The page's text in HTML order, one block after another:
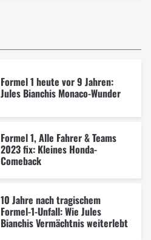
Formel 1 heute vor 9 Jahren:
Jules Bianchis Monaco-Wunder
Formel 1, Alle Fahrer & Teams
2023 fix: Kleines Honda-
Comeback
10 Jahre nach tragischem
Formel-1-Unfall: Wie Jules
Bianchis Vermächtnis weiterlebt